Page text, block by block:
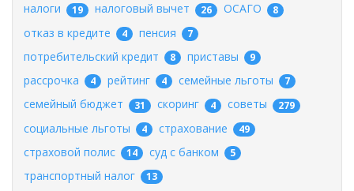
налоги 19 налоговый вычет 26 ОСАГО 8
отказ в кредите 4 пенсия 7
потребительский кредит 8 приставы 9
рассрочка 4 рейтинг 4 семейные льготы 7
семейный бюджет 31 скоринг 4 советы 279
социальные льготы 4 страхование 49
страховой полис 14 суд с банком 5
транспортный налог 13